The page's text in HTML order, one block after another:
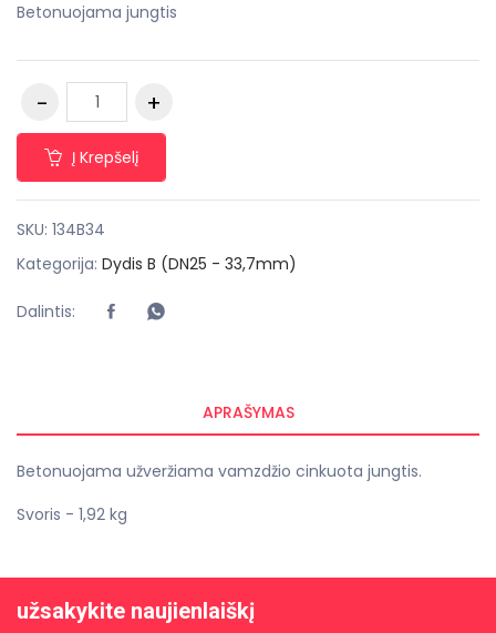
Betonuojama jungtis
Į Krepšelį
SKU: 134B34
Kategorija: Dydis B (DN25 - 33,7mm)
Dalintis:
APRAŠYMAS
Betonuojama užveržiama vamzdžio cinkuota jungtis.
Svoris - 1,92 kg
užsakykite naujienlaiškį